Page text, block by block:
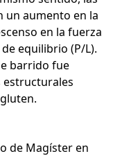
un aumento en la
en la fuerza
equilibrio (P/L).
barrido fue
estructurales
de Magíster en